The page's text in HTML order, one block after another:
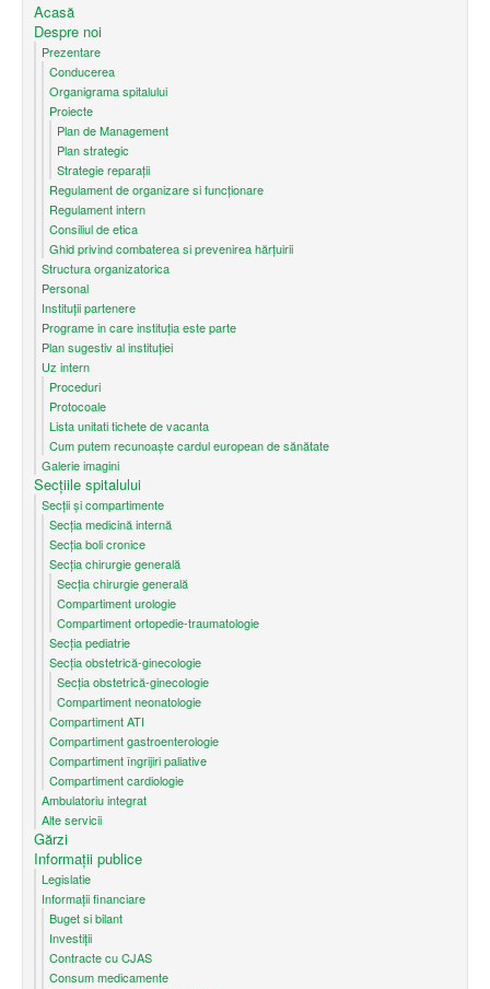
Acasă
Despre noi
Prezentare
Conducerea
Organigrama spitalului
Proiecte
Plan de Management
Plan strategic
Strategie reparații
Regulament de organizare si funcționare
Regulament intern
Consiliul de etica
Ghid privind combaterea si prevenirea hărțuirii
Structura organizatorica
Personal
Instituții partenere
Programe in care instituția este parte
Plan sugestiv al instituției
Uz intern
Proceduri
Protocoale
Lista unitati tichete de vacanta
Cum putem recunoaşte cardul european de sănătate
Galerie imagini
Secțiile spitalului
Secții și compartimente
Secţia medicină internă
Secția boli cronice
Secția chirurgie generală
Secția chirurgie generală
Compartiment urologie
Compartiment ortopedie-traumatologie
Secția pediatrie
Secția obstetrică-ginecologie
Secția obstetrică-ginecologie
Compartiment neonatologie
Compartiment ATI
Compartiment gastroenterologie
Compartiment îngrijiri paliative
Compartiment cardiologie
Ambulatoriu integrat
Alte servicii
Gărzi
Informații publice
Legislatie
Informații financiare
Buget si bilant
Investiții
Contracte cu CJAS
Consum medicamente